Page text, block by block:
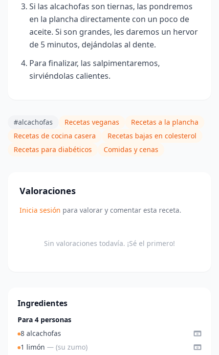
Si las alcachofas son tiernas, las pondremos
en la plancha directamente con un poco de
aceite. Si son grandes, les daremos un hervor
de 5 minutos, dejándolas al dente.
Para finalizar, las salpimentaremos,
sirviéndolas calientes.
#alcachofas Recetas veganas
Recetas a la plancha
Recetas de cocina casera
Recetas bajas en colesterol
Recetas para diabéticos
Comidas y cenas
Valoraciones
Inicia sesión para valorar y comentar esta receta.
Sin valoraciones todavía. ¡Sé el primero!
Ingredientes
Para 4 personas
8 alcachofas
1 limón — (su zumo)